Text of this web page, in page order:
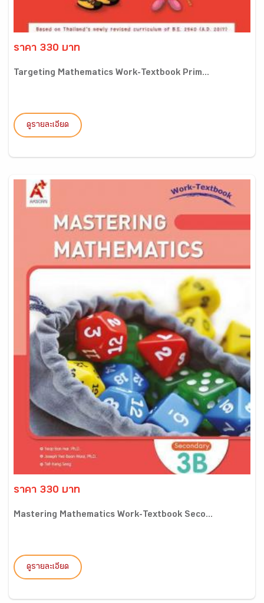
ราคา 330 บาท
Targeting Mathematics Work-Textbook Prim...
ดูรายละเอียด
ราคา 330 บาท
Mastering Mathematics Work-Textbook Seco...
ดูรายละเอียด